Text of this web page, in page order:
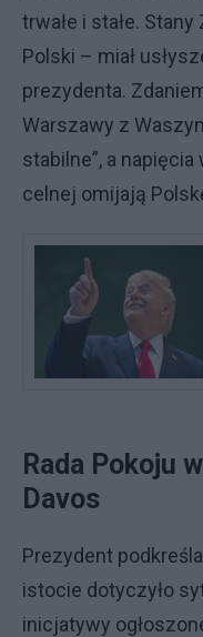
trwałe i stałe.
Polski – miał
prezydenta.
Warszawy z
stabilne”, a
celnej omijają
Rada Pokoju
Davos
Prezydent
istocie dotyczyło
inicjatywy